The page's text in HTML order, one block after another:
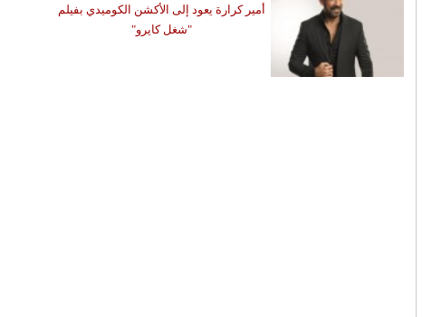
أمير كرارة يعود إلى الأكشن الكوميدي بفيلم
"شغل كايرو"